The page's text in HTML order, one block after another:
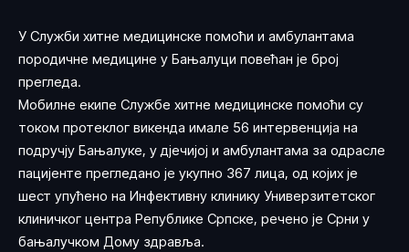
У Служби хитне медицинске помоћи и амбулантама
породичне медицине у Бањалуци повећан је број
прегледа.
Мобилне екипе Службе хитне медицинске помоћи су
током протеклог викенда имале 56 интервенција на
подручју Бањалуке, у дјечијој и амбулантама за одрасле
пацијенте прегледано је укупно 367 лица, од којих је
шест упућено на Инфективну клинику Универзитетског
клиничког центра Републике Српске, речено је Срни у
бањалучком Дому здравља.